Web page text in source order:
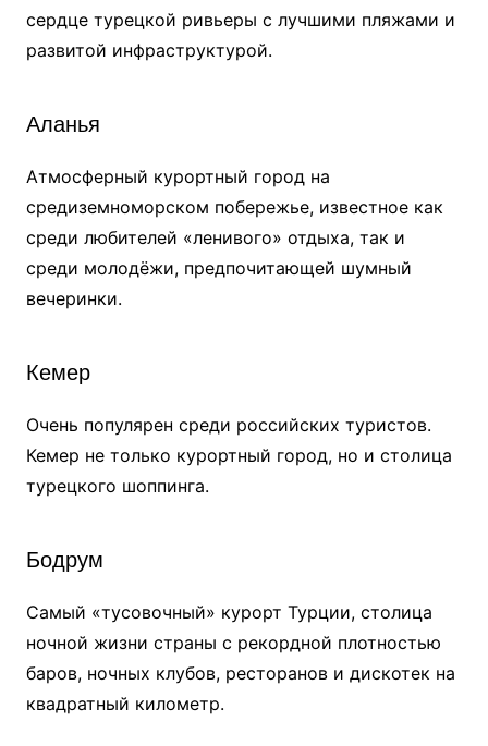
сердце турецкой ривьеры с лучшими пляжами и
развитой инфраструктурой.
Аланья
Атмосферный курортный город на
средиземноморском побережье, известное как
среди любителей «ленивого» отдыха, так и
среди молодёжи, предпочитающей шумный
вечеринки.
Кемер
Очень популярен среди российских туристов.
Кемер не только курортный город, но и столица
турецкого шоппинга.
Бодрум
Самый «тусовочный» курорт Турции, столица
ночной жизни страны с рекордной плотностью
баров, ночных клубов, ресторанов и дискотек на
квадратный километр.